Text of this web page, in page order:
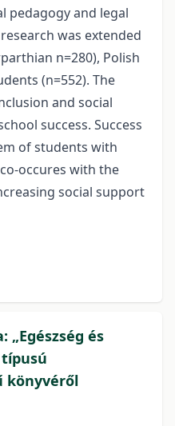
pedagogy and legal
was extended
n=280), Polish
(n=552). The
and social
success. Success
of students with
occures with the
social support
„Egészség és
könyvéről